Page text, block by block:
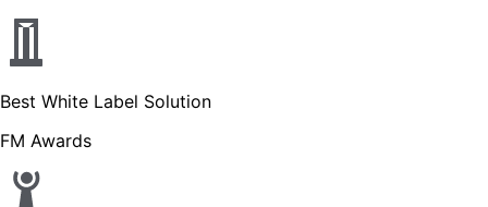
Best White Label Solution
FM Awards